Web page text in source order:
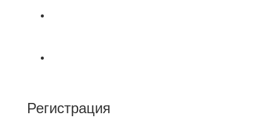
Регистрация